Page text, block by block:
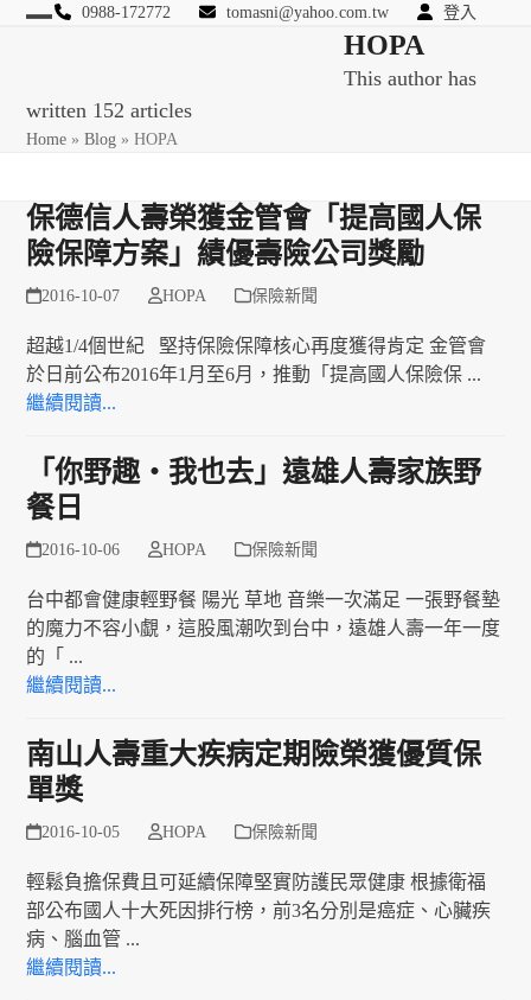
Skip
0988-172772 tomasni@yahoo.com.tw 登入
匯豐國際風險管理顧問
menu
menu
HOPA
This author has
written 152 articles
Home »Blog »HOPA
保德信人壽榮獲金管會「提高國人保
險保障方案」績優壽險公司獎勵
2016-10-07 HOPA 保險新聞
超越1/4個世紀 堅持保險保障核心再度獲得肯定 金管會
於日前公布2016年1月至6月，推動「提高國人保險保 ...
繼續閱讀...
「你野趣‧我也去」遠雄人壽家族野
餐日
2016-10-06 HOPA 保險新聞
台中都會健康輕野餐 陽光 草地 音樂一次滿足 一張野餐墊
的魔力不容小覷，這股風潮吹到台中，遠雄人壽一年一度
的「 ...
繼續閱讀...
南山人壽重大疾病定期險榮獲優質保
單獎
2016-10-05 HOPA 保險新聞
輕鬆負擔保費且可延續保障堅實防護民眾健康 根據衛福
部公布國人十大死因排行榜，前3名分別是癌症、心臟疾
病、腦血管 ...
繼續閱讀...